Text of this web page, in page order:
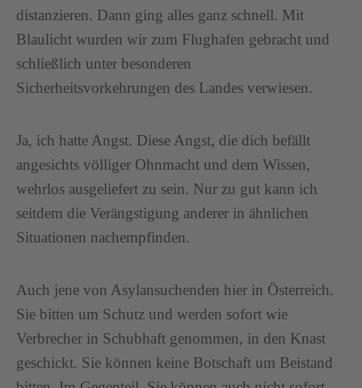
distanzieren. Dann ging alles ganz schnell. Mit
Blaulicht wurden wir zum Flughafen gebracht und
schließlich unter besonderen
Sicherheitsvorkehrungen des Landes verwiesen.
Ja, ich hatte Angst. Diese Angst, die dich befällt
angesichts völliger Ohnmacht und dem Wissen,
wehrlos ausgeliefert zu sein. Nur zu gut kann ich
seitdem die Verängstigung anderer in ähnlichen
Situationen nachempfinden.
Auch jene von Asylansuchenden hier in Österreich.
Sie bitten um Schutz und werden sofort wie
Verbrecher in Schubhaft genommen, in den Knast
geschickt. Sie können keine Botschaft um Beistand